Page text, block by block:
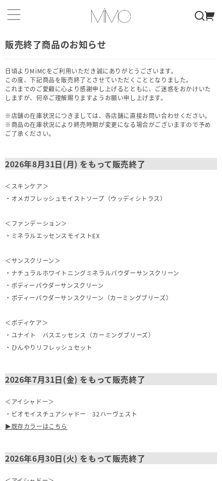
販売終了商品のお知らせ
日頃よりMiMCをご利用いただき誠にありがとうございます。
この度、下記商品を販売終了とさせていただくこととなりました。
これまでのご愛顧に心より感謝申し上げるとともに、ご迷惑をおかけいた
しますが、何卒ご理解賜りますようお願い申し上げます。
※店舗の在庫状況につきましては、各店舗に直接お問い合わせください。
※商品の在庫状況により終売時期が変更になる場合がございますので予め
ご了承ください。
2026年8月31日(月) をもって販売終了
＜スキンケア＞
・ オメガフレッシュモイストソープ（ウッディシトラス）
＜ファンデーション＞
・ ミネラルエッセンスモイストEX
＜サンスクリーン＞
・ ナチュラルホワイトニングミネラルパウダーサンスクリーン
・ ボディーパウダーサンスクリーン
・ ボディーパウダーサンスクリーン（カーミングブリーズ）
＜ボディケア＞
・ ユナイト バスエッセンス（カーミングブリーズ）
・ ひんやりリフレッシュセット
2026年7月31日(金) をもって販売終了
＜アイシャドー＞
・ ビオモイスチュアシャドー 32ハーヴェスト
▶既存カラーはこちら
2026年6月30日(火) をもって販売終了